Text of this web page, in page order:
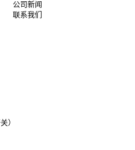
公司新闻
联系我们
）